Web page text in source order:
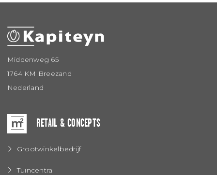
Middenweg 65
1764 KM Breezand
Nederland
RETAIL & CONCEPTS
Grootwinkelbedrijf
Tuincentra